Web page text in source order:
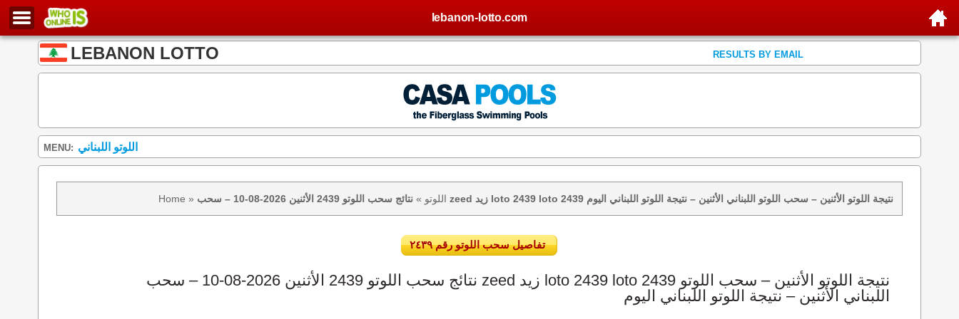
lebanon-lotto.com
LEBANON LOTTO RESULTS BY EMAIL
MENU: اللوتو اللبناني
Home » اللوتو » نتائج سحب اللوتو 2439 الأثنين 2026-08-10 – سحب zeed زيد loto 2439 loto 2439 نتيجة اللوتو الأثنين – سحب اللوتو اللبناني الأثنين – نتيجة اللوتو اللبناني اليوم
تفاصيل سحب اللوتو رقم ٢٤٣٩
نتائج سحب اللوتو 2439 الأثنين 2026-08-10 – سحب zeed زيد loto 2439 loto 2439 نتيجة اللوتو الأثنين – سحب اللوتو
اللبناني الأثنين – نتيجة اللوتو اللبناني اليوم